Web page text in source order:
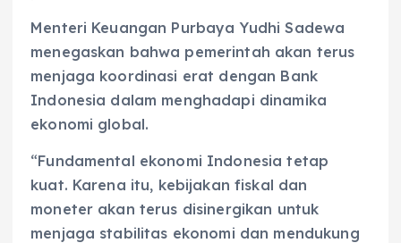
Menteri Keuangan Purbaya Yudhi Sadewa
menegaskan bahwa pemerintah akan terus
menjaga koordinasi erat dengan Bank
Indonesia dalam menghadapi dinamika
ekonomi global.
“Fundamental ekonomi Indonesia tetap
kuat. Karena itu, kebijakan fiskal dan
moneter akan terus disinergikan untuk
menjaga stabilitas ekonomi dan mendukung